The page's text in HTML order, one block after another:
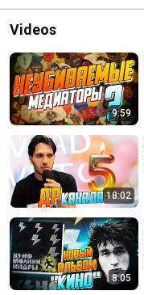
Videos
9:59
18:02
8:05